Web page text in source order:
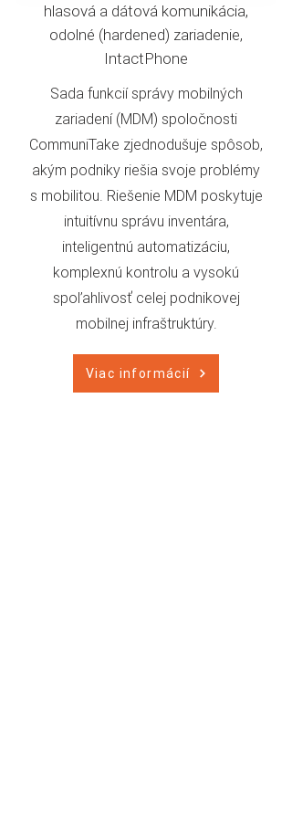
hlasová a dátová komunikácia,
odolné (hardened) zariadenie,
IntactPhone
Sada funkcií správy mobilných
zariadení (MDM) spoločnosti
CommuniTake zjednodušuje spôsob,
akým podniky riešia svoje problémy
s mobilitou. Riešenie MDM poskytuje
intuitívnu správu inventára,
inteligentnú automatizáciu,
komplexnú kontrolu a vysokú
spoľahlivosť celej podnikovej
mobilnej infraštruktúry.
Viac informácií